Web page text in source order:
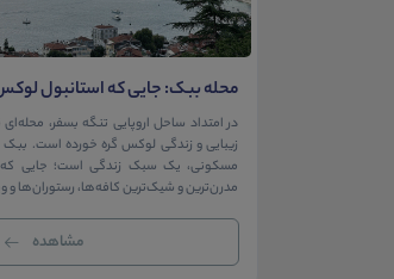
محله ببک: جایی که استانبول
می‌گیرد
در امتداد ساحل اروپایی تنگه بسفر،
مسکونی، یک سبک زندگی است؛ جایی که
مدرن‌ترین و شیک‌ترین کافه‌ها، رستوران‌ها و
مشاهده